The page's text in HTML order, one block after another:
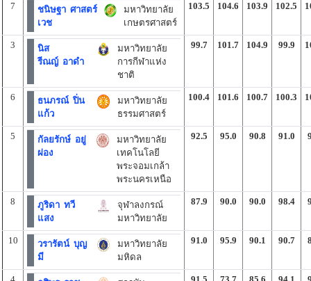
7
ชนิษฐา ศาสตร์
เวช
มหาวิทยาลัย
เกษตรศาสตร์
103.5 104.6 103.9 102.5
3
นิส
รีณญ์ อาดำ
มหาวิทยาลัย
การกีฬาแห่ง
ชาติ
99.7 101.7 104.9 99.9
6
ธนภรณ์ ปิ่น
แก้ว
มหาวิทยาลัย
ธรรมศาสตร์
100.4 101.6 100.7 100.3
5
กัลยรักษ์ อยู่
ผ่อง
มหาวิทยาลัย
เทคโนโลยี
พระจอมเกล้า
พระนครเหนือ
92.5 95.0 90.8 91.0
8
ภูริดา ทวี
แสง
จุฬาลงกรณ์
มหาวิทยาลัย
87.9 90.0 90.0 98.4
10
วรารัตน์ บุญ
มี
มหาวิทยาลัย
มหิดล
91.0 95.9 90.1 90.7